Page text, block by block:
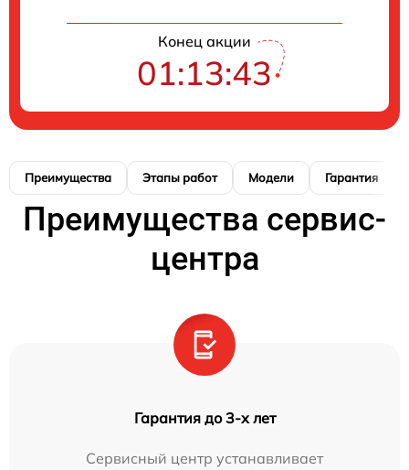
Конец акции
01:13:42
Преимущества Этапы работ Модели Гарантия
Преимущества сервис-
центра
Гарантия до 3-х лет
Сервисный центр устанавливает